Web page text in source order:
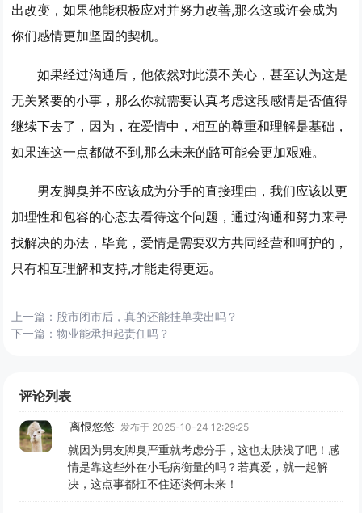
出改变，如果他能积极应对并努力改善,那么这或许会成为
你们感情更加坚固的契机。
如果经过沟通后，他依然对此漠不关心，甚至认为这是
无关紧要的小事，那么你就需要认真考虑这段感情是否值得
继续下去了，因为，在爱情中，相互的尊重和理解是基础，
如果连这一点都做不到,那么未来的路可能会更加艰难。
男友脚臭并不应该成为分手的直接理由，我们应该以更
加理性和包容的心态去看待这个问题，通过沟通和努力来寻
找解决的办法，毕竟，爱情是需要双方共同经营和呵护的，
只有相互理解和支持,才能走得更远。
上一篇： 股市闭市后，真的还能挂单卖出吗？
下一篇：物业能承担起责任吗？
评论列表
离恨悠悠 发布于 2025-10-24 12:29:25
就因为男友脚臭严重就考虑分手，这也太肤浅了吧！感
情是靠这些外在小毛病衡量的吗？若真爱，就一起解
决，这点事都扛不住还谈何未来！